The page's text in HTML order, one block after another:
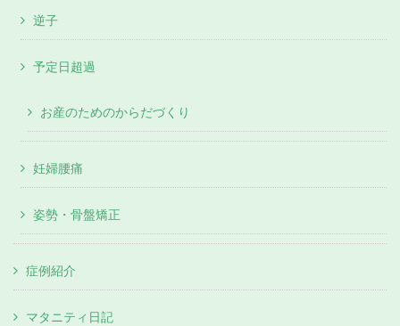
逆子
予定日超過
お産のためのからだづくり
妊婦腰痛
姿勢・骨盤矯正
症例紹介
マタニティ日記